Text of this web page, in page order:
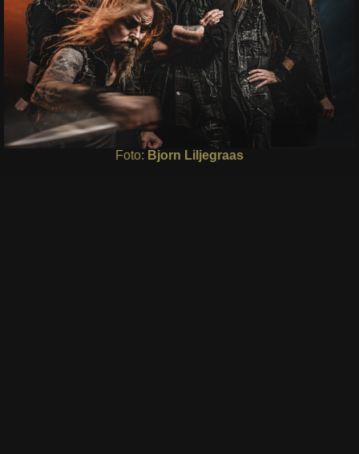
Foto: Bjorn Liljegraas